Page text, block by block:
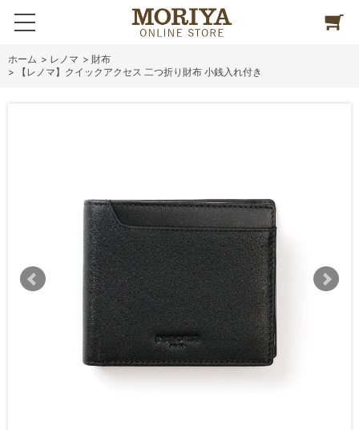
ホーム > レノマ > 財布
>
【レノマ】クイックアクセス 二つ折り財布 小銭入れ付き